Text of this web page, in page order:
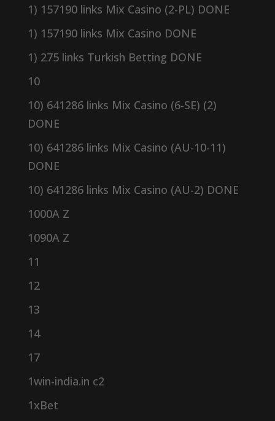
1) 157190 links Mix Casino (2-PL) DONE
1) 157190 links Mix Casino DONE
1) 275 links Turkish Betting DONE
10
10) 641286 links Mix Casino (6-SE) (2)
DONE
10) 641286 links Mix Casino (AU-10-11)
DONE
10) 641286 links Mix Casino (AU-2) DONE
1000A Z
1090A Z
11
12
13
14
17
1win-india.in c2
1xBet